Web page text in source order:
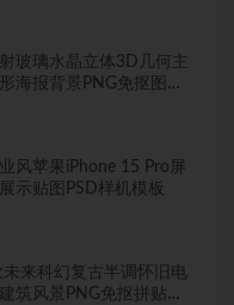
玻璃水晶立体3D几何主
海报背景PNG免抠图片
风苹果iPhone 15 Pro屏
示贴图PSD样机模板
来科幻复古半调怀旧电
筑风景PNG免抠拼贴图